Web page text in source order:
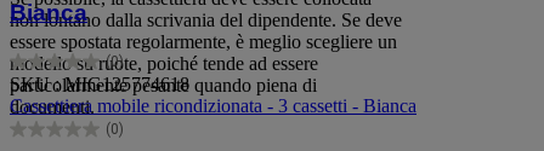
non lontano dalla scrivania del dipendente. Se deve
essere spostata regolarmente, è meglio scegliere un
modello su ruote, poiché tende ad essere
particolarmente pesante quando piena di
documenti.
Bianca
(0)
0.0
su
5
stelle.
SKU : MIG125774618
Cassettiera mobile ricondizionata - 3 cassetti - Bianca
(0)
0.0